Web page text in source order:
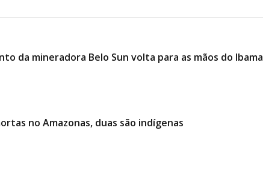
da mineradora Belo Sun volta para as mãos do Ibama
no Amazonas, duas são indígenas